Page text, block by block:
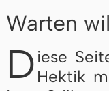
Warten
D iese
Hektik